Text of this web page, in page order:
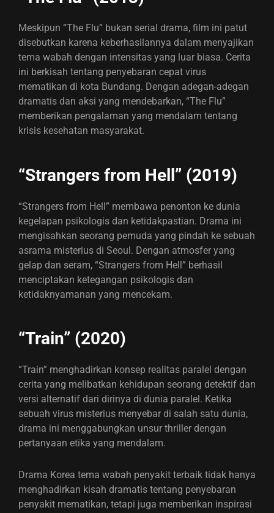
Meskipun “The Flu” bukan serial drama, film ini patut
disebutkan karena keberhasilannya dalam menyajikan
tema wabah dengan intensitas yang luar biasa. Cerita
ini berkisah tentang penyebaran cepat virus
mematikan di kota Bundang. Dengan adegan-adegan
dramatis dan aksi yang mendebarkan, “The Flu”
memberikan pengalaman yang mendalam tentang
krisis kesehatan masyarakat.
“Strangers from Hell” (2019)
“Strangers from Hell” membawa penonton ke dunia
kegelapan psikologis dan ketidakpastian. Drama ini
mengisahkan seorang pemuda yang pindah ke sebuah
asrama misterius di Seoul. Dengan atmosfer yang
gelap dan seram, “Strangers from Hell” berhasil
menciptakan ketegangan psikologis dan
ketidaknyamanan yang mencekam.
“Train” (2020)
“Train” menghadirkan konsep realitas paralel dengan
cerita yang melibatkan kehidupan seorang detektif dan
versi alternatif dari dirinya di dunia paralel. Ketika
sebuah virus misterius menyebar di salah satu dunia,
drama ini menggabungkan unsur thriller dengan
pertanyaan etika yang mendalam.
Drama Korea tema wabah penyakit terbaik tidak hanya
menghadirkan kisah dramatis tentang penyebaran
penyakit mematikan, tetapi juga memberikan inspirasi